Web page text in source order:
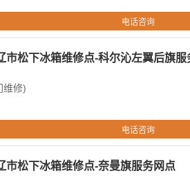
电话咨询
市松下冰箱维修点-科尔沁左翼后旗服
维修)
电话咨询
市松下冰箱维修点-奈曼旗服务网点